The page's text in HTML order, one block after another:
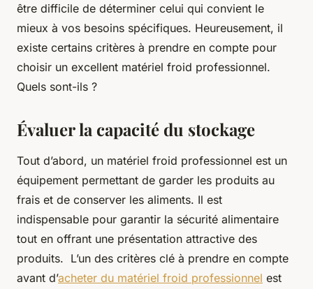
être difficile de déterminer celui qui convient le
mieux à vos besoins spécifiques. Heureusement, il
existe certains critères à prendre en compte pour
choisir un excellent matériel froid professionnel.
Quels sont-ils ?
Évaluer la capacité du stockage
Tout d’abord, un matériel froid professionnel est un
équipement permettant de garder les produits au
frais et de conserver les aliments. Il est
indispensable pour garantir la sécurité alimentaire
tout en offrant une présentation attractive des
produits. L’un des critères clé à prendre en compte
avant d’acheter du matériel froid professionnel est